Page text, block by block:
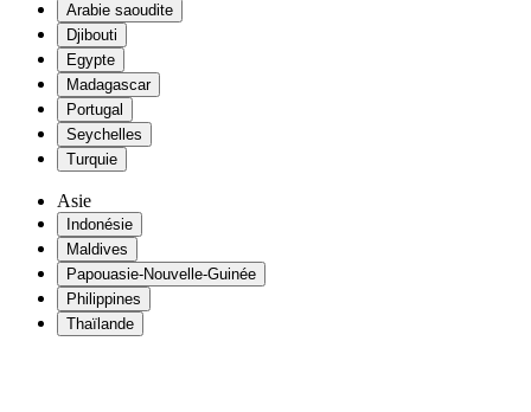
Arabie saoudite
Djibouti
Egypte
Madagascar
Portugal
Seychelles
Turquie
Asie
Indonésie
Maldives
Papouasie-Nouvelle-Guinée
Philippines
Thaïlande